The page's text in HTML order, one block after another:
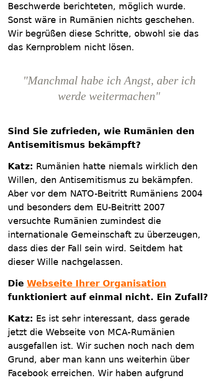
Beschwerde berichteten, möglich wurde.
Sonst wäre in Rumänien nichts geschehen.
Wir begrüßen diese Schritte, obwohl sie das
das Kernproblem nicht lösen.
"Manchmal habe ich Angst, aber ich
werde weitermachen"
Sind Sie zufrieden, wie Rumänien den
Antisemitismus bekämpft?
Katz: Rumänien hatte niemals wirklich den
Willen, den Antisemitismus zu bekämpfen.
Aber vor dem NATO-Beitritt Rumäniens 2004
und besonders dem EU-Beitritt 2007
versuchte Rumänien zumindest die
internationale Gemeinschaft zu überzeugen,
dass dies der Fall sein wird. Seitdem hat
dieser Wille nachgelassen.
Die Webseite Ihrer Organisation
funktioniert auf einmal nicht. Ein Zufall?
Katz: Es ist sehr interessant, dass gerade
jetzt die Webseite von MCA-Rumänien
ausgefallen ist. Wir suchen noch nach dem
Grund, aber man kann uns weiterhin über
Facebook erreichen. Wir haben aufgrund